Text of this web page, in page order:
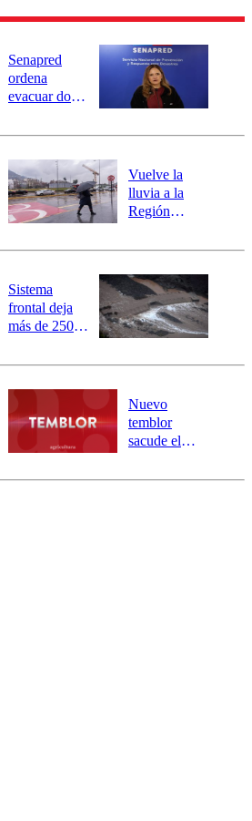
Senapred
ordena
evacuar dos
Carahue por
río Damas:
activa
mensajería
SAE
Vuelve la
lluvia a la
Región
este es el
la DMC para
este viernes
Sistema
frontal deja
más de 250
y 317
aisladas entre
Valparaíso y
Los Ríos
Nuevo
temblor
sacude el
revisa la